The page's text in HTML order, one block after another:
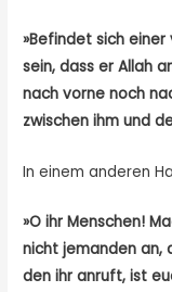
»Befindet sicheiner
sein, dass er Allah
nach vorne noch
zwischen ihm und
In einem anderen
»O ihr Menschen!
nicht jemanden an,
den ihr anruft, ist